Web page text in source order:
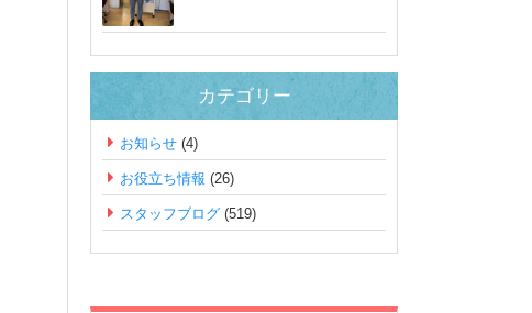
カテゴリー
お知らせ (4)
お役立ち情報 (26)
スタッフブログ (519)